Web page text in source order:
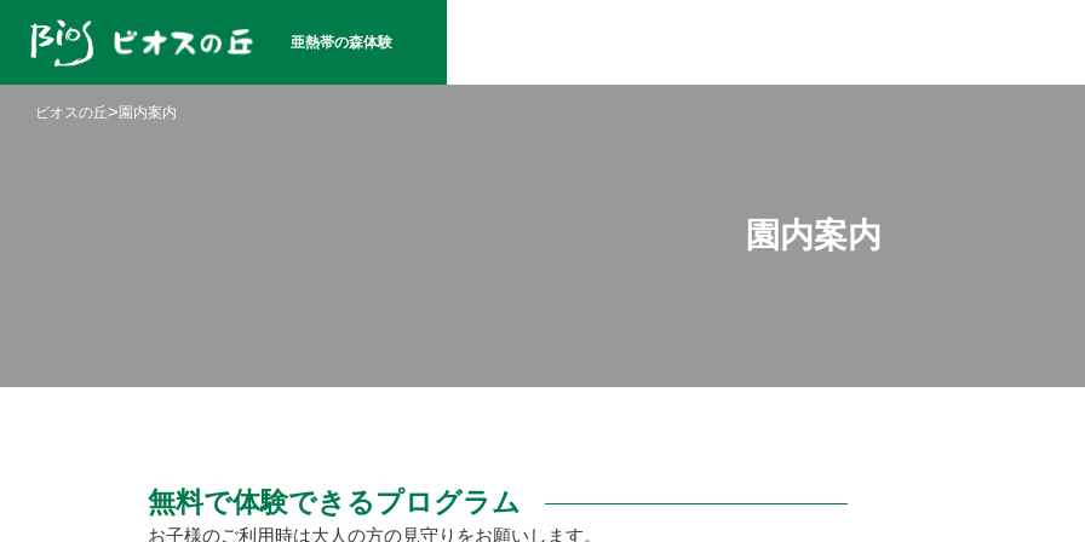
亜熱帯の森体験
園内案内
ビオスの丘> 園内案内
無料で体験できるプログラム
お子様のご利用時は大人の方の見守りをお願いします。